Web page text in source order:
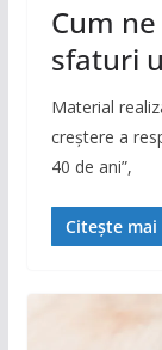
Cum
sfaturi
Material
creștere a
40 de ani”,
Citește